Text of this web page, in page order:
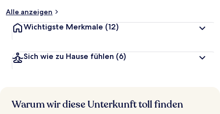
Alle anzeigen
Wichtigste Merkmale (12)
Sich wie zu Hause fühlen (6)
Warum wir diese Unterkunft toll finden